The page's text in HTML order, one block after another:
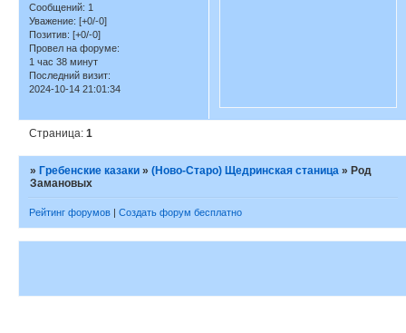
Сообщений: 1
Уважение: [+0/-0]
Позитив: [+0/-0]
Провел на форуме:
1 час 38 минут
Последний визит:
2024-10-14 21:01:34
Страница:1
» Гребенские казаки »(Ново-Старо) Щедринская станица » Род
Замановых
Рейтинг форумов | Создать форум бесплатно